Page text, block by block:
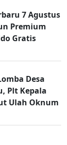
7 Agustus
Premium
Gratis
Desa
Plt Kepala
Ulah Oknum